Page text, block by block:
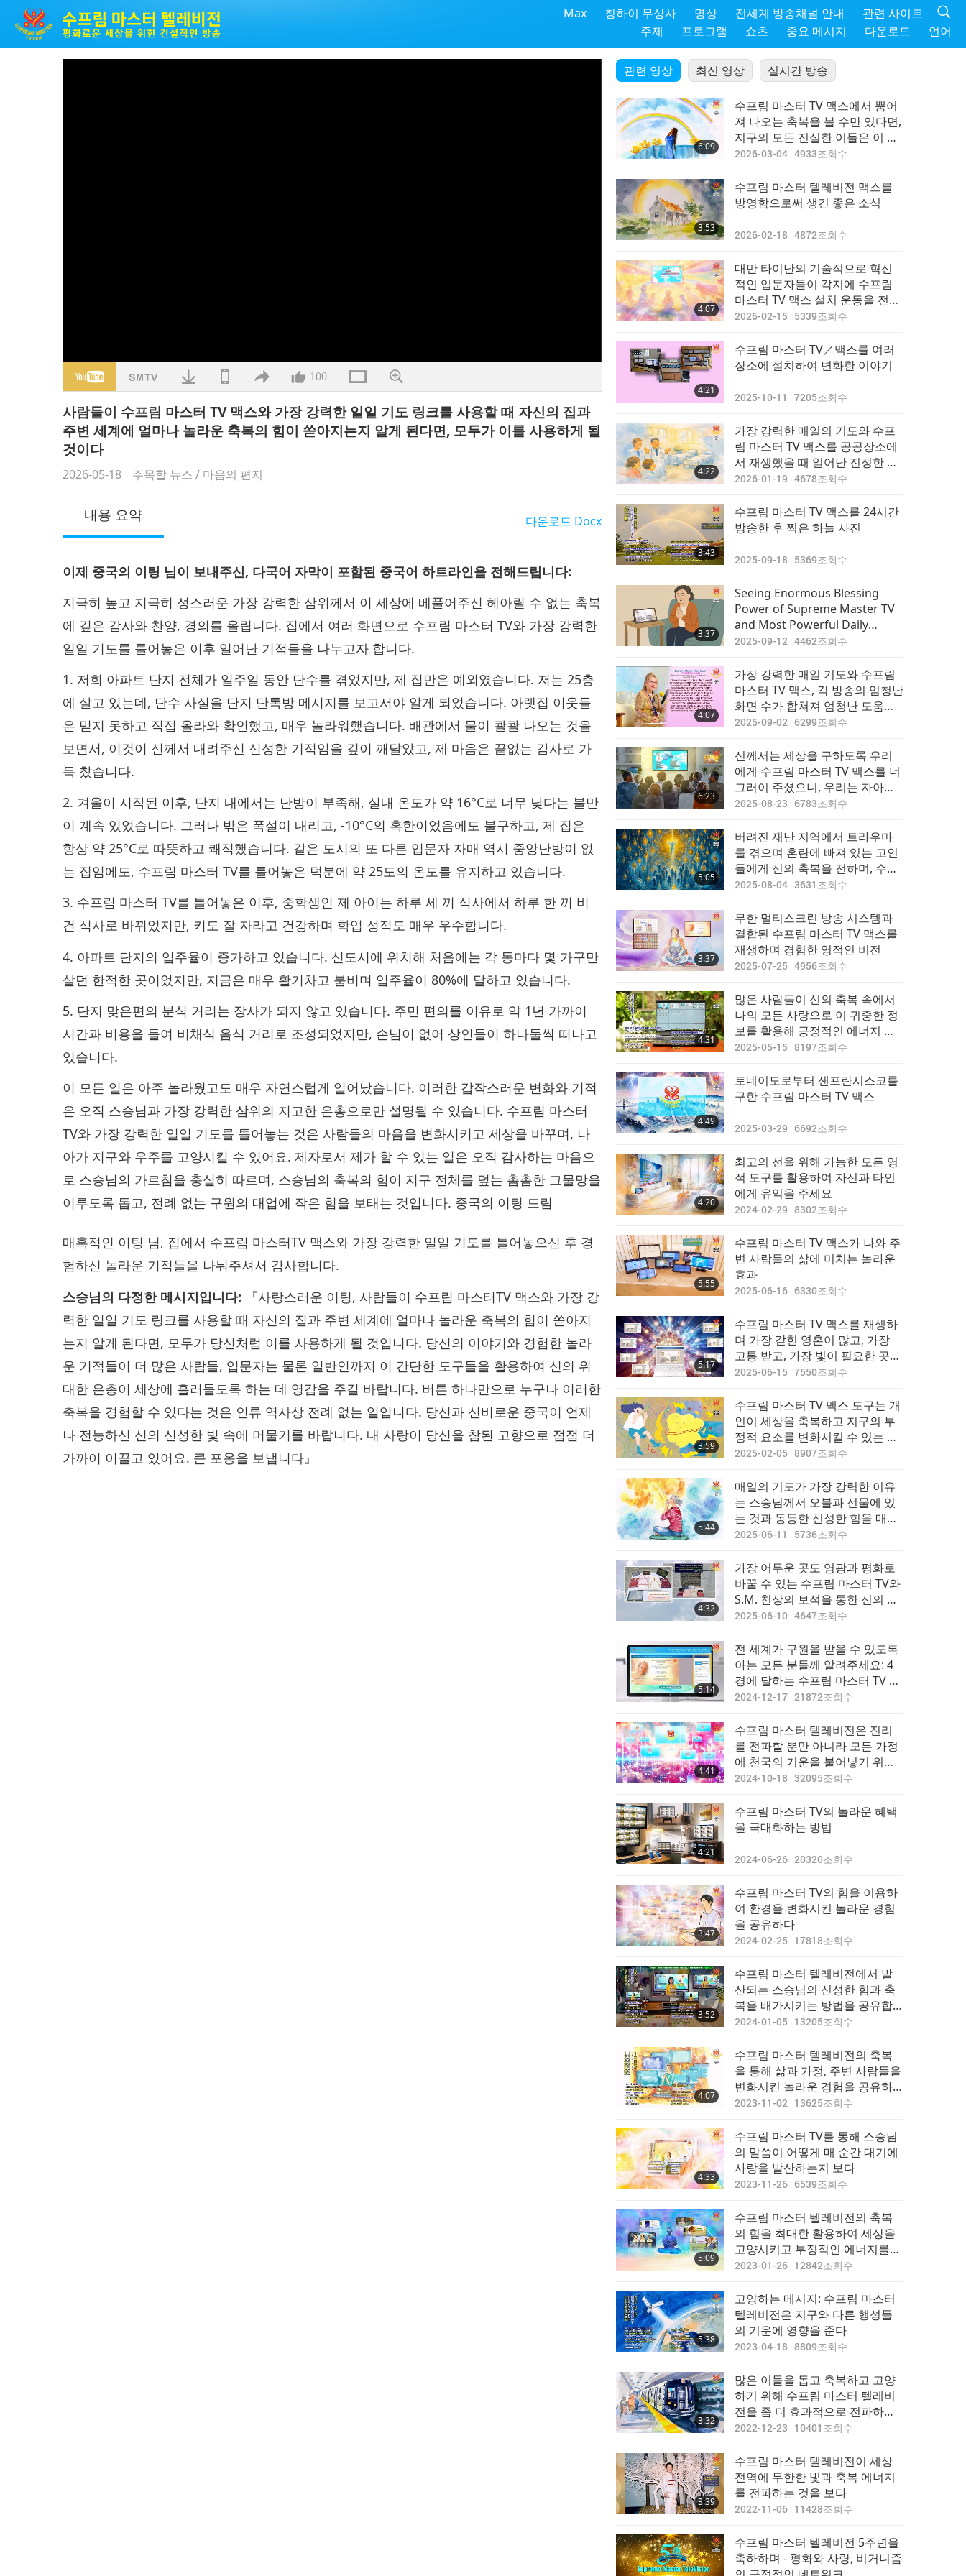
Max 칭하이 무상사 명상 전세계 방송채널 안내
관련 사이트
주제
프로그램 쇼츠 중요 메시지 다운로드 언어
100
사람들이 수프림 마스터 TV 맥스와 가장 강력한 일일 기도 링크를 사용할 때 자신의 집과
주변 세계에 얼마나 놀라운 축복의 힘이 쏟아지는지 알게 된다면, 모두가 이를 사용하게 될
것이다
2026-05-18 주목할 뉴스 / 마음의 편지
내용 요약 다운로드 Docx
이제 중국의 이팅 님이 보내주신, 다국어 자막이 포함된 중국어 하트라인을 전해드립니다:
지극히 높고 지극히 성스러운 가장 강력한 삼위께서 이 세상에‍ 베풀어주신 헤아릴 수 없는 축복
에 깊은 감사와 찬양, 경의를 올립니다. 집에서 여러 화면으로 수프림 마스터 TV와 가장 강력한
일일 기도를 틀어놓은 이후 일어난 기적들을 나누고자 합니다.
1. 저희 아파트 단지 전체가 일주일 동안 단수를 겪었지만, 제 집만은 예외였습니다. 저는 25층
에 살고 있는데, 단수 사실을 단지 단톡방 메시지를 보고서야 알게 되었습니다. 아랫집 이웃들
은 믿지 못하고 직접 올라와 확인했고, 매우 놀라워했습니다. 배관에서 물이 콸콸 나오는 것을
보면서, 이것이 신께서 내려주신 신성한 기적임을 깊이 깨달았고, 제 마음은 끝없는 감사로 가
득 찼습니다.
2. 겨울이 시작된 이후, 단지 내에서는 난방이 부족해, 실내 온도가 약 16°C로 너무 낮다는‍ 불만
이 계속 있었습니다. 그러나 밖은 폭설이 내리고, -10°C의‍ 혹한이었음에도 불구하고, 제 집은
항상 약 25°C로 따뜻하고 쾌적했습니다. 같은 도시의 또 다른 입문자 자매 역시 중앙난방이 없
는 집임에도, 수프림 마스터 TV를 틀어놓은 덕분에 약 25도의 온도를 유지하고 있습니다.
3. 수프림 마스터 TV를 틀어놓은 이후, 중학생인 제 아이는 하루 세 끼 식사에서 하루 한 끼 비
건 식사로 바뀌었지만, 키도 잘 자라고 건강하며 학업 성적도 매우 우수합니다.
4. 아파트 단지의 입주율이‍ 증가하고 있습니다. 신도시에 위치해 처음에는 각 동마다 몇 가구만
살던 한적한 곳이었지만, 지금은 매우 활기차고 붐비며 입주율이 80%에 달하고 있습니다.
5. 단지 맞은편의 분식 거리는‍ 장사가 되지 않고 있습니다. 주민 편의를 이유로 약 1년 가까이
시간과 비용을 들여 비채식 음식 거리로 조성되었지만, 손님이 없어 상인들이 하나둘씩 떠나고
있습니다.
이 모든 일은 아주 놀라웠고도 매우 자연스럽게 일어났습니다. 이러한 갑작스러운 변화와 기적
은 오직 스승님과 가장‍ 강력한 삼위의 지고한 은총으로만 설명될 수 있습니다. 수프림 마스터
TV와 가장 강력한 일일 기도를 틀어놓는 것은 사람들의 마음을 변화시키고 세상을 바꾸며, 나
아가 지구와 우주를 고양시킬 수 있어요. 제자로서 제가 할 수 있는 일은 오직 감사하는 마음으
로 스승님의 가르침을 충실히 따르며, 스승님의 축복의 힘이 지구 전체를 덮는 촘촘한 그물망을
이루도록 돕고, 전례 없는 구원의 대업에 작은 힘을 보태는 것입니다. 중국의 이팅 드림‍
매혹적인 이팅 님,‍ 집에서 수프림 마스터TV 맥스와 가장 강력한 일일 기도를‍ 틀어놓으신 후 경
험하신 놀라운 기적들을 나눠주셔서 감사합니다.
스승님의 다정한 메시지입니다: 『사랑스러운 이팅, 사람들이 수프림 마스터TV 맥스와 가장 강
력한 일일 기도 링크를 사용할 때 자신의 집과 주변 세계에 얼마나 놀라운 축복의 힘이‍ 쏟아지
는지 알게 된다면, 모두가 당신처럼 이를 사용하게 될 것입니다. 당신의 이야기와 경험한 놀라
운 기적들이 더 많은 사람들, 입문자는 물론 일반인까지 이 간단한 도구들을 활용하여‍ 신의 위
대한 은총이 세상에‍ 흘러들도록 하는 데 영감을 주길 바랍니다. 버튼 하나만으로 누구나 이러한
축복을 경험할 수 있다는 것은 인류 역사상 전례 없는 일입니다. 당신과 신비로운 중국이 언제
나 전능하신 신의 신성한 빛 속에‍ 머물기를 바랍니다. 내 사랑이 당신을 참된 고향으로‍ 점점 더
가까이 이끌고 있어요. 큰 포옹을 보냅니다』‍
관련 영상 최신 영상 실시간 방송
6:09
수프림 마스터 TV 맥스에서 뿜어
져 나오는 축복을 볼 수만 있다면,
지구의 모든 진실한 이들은 이 시
기에 전능하신 신께서 우리에게
리를 숙일 것이다
2026-03-04 4933조회수
3:53
수프림 마스터 텔레비전 맥스를
방영함으로써 생긴 좋은 소식
2026-02-18 4872조회수
4:07
대만 타이난의 기술적으로 혁신
적인 입문자들이 각지에 수프림
마스터 TV 맥스 설치 운동을 전개
하며 축복의 힘이 신속하고 효율
도록 하다
2026-02-15 5339조회수
4:21
수프림 마스터 TV／맥스를 여러
장소에 설치하여 변화한 이야기
2025-10-11 7205조회수
4:22
가장 강력한 매일의 기도와 수프
림 마스터 TV 맥스를 공공장소에
서 재생했을 때 일어난 진정한 기
적의 경험
2026-01-19 4678조회수
3:43
수프림 마스터 TV 맥스를 24시간
방송한 후 찍은 하늘 사진
2025-09-18 5369조회수
3:37
Seeing Enormous Blessing
Power of Supreme Master TV
and Most Powerful Daily
Prayer to Make Mother
2025-09-12 4462조회수
4:07
가장 강력한 매일 기도와 수프림
마스터 TV 맥스, 각 방송의 엄청난
화면 수가 합쳐져 엄청난 도움이
되고 있습니다. 도움을 주고 싶은
하지만 이 일은 최대한의 경의와
진심을 담아 이루어져야 해요. 그
렇지 않으면 이 힘은 허락되지 않
거든요!
2025-09-02 6299조회수
6:23
신께서는 세상을 구하도록 우리
에게 수프림 마스터 TV 맥스를 너
그러이 주셨으니, 우리는 자아가
우리를 잘못된 길로 이끌어 이 소
게 해야 한다
2025-08-23 6783조회수
5:05
버려진 재난 지역에서 트라우마
를 겪으며 혼란에 빠져 있는 고인
들에게 신의 축복을 전하며, 수프
림 마스터 TV맥스를 통해 그들의
2025-08-04 3631 조회수
3:37
무한 멀티스크린 방송 시스템과
결합된 수프림 마스터 TV 맥스를
재생하며 경험한 영적인 비전
2025-07-25 4956조회수
4:31
많은 사람들이 신의 축복 속에서
나의 모든 사랑으로 이 귀중한 정
보를 활용해 긍정적인 에너지 기
포를 확장하고, 그를 통해 어울락
오길 희망합시다!
2025-05-15 8197조회수
4:49
토네이도로부터 샌프란시스코를
구한 수프림 마스터 TV 맥스
2025-03-29 6692조회수
4:20
최고의 선을 위해 가능한 모든 영
적 도구를 활용하여 자신과 타인
에게 유익을 주세요
2024-02-29 8302조회수
5:55
수프림 마스터 TV 맥스가 나와 주
변 사람들의 삶에 미치는 놀라운
효과
2025-06-16 6330조회수
5:17
수프림 마스터 TV 맥스를 재생하
며 가장 갇힌 영혼이 많고, 가장
고통 받고, 가장 빛이 필요한 곳에
서 긍정적인 변화를 경험하세요
2025-06-15 7550조회수
3:59
수프림 마스터 TV 맥스 도구는 개
인이 세상을 축복하고 지구의 부
정적 요소를 변화시킬 수 있는 매
우 효과적인 방법이다
2025-02-05 8907조회수
5:44
매일의 기도가 가장 강력한 이유
는 스승님께서 오불과 선물에 있
는 것과 동등한 신성한 힘을 매일
의 기도에도 부여하셨기 때문이
2025-06-11 5736조회수
4:32
가장 어두운 곳도 영광과 평화로
바꿀 수 있는 수프림 마스터 TV와
S.M. 천상의 보석을 통한 신의 은
총의 힘을 보며 엄청난 감사를 느
2025-06-10 4647조회수
5:14
전 세계가 구원을 받을 수 있도록
아는 모든 분들께 알려주세요: 4
경에 달하는 수프림 마스터 TV 화
면을 배가시키는 혁신적인 방법
2024-12-17 21872조회수
4:41
수프림 마스터 텔레비전은 진리
를 전파할 뿐만 아니라 모든 가정
에 천국의 기운을 불어넣기 위해
만들어졌다
2024-10-18 32095조회수
4:21
수프림 마스터 TV의‍ 놀라운 혜택
을 극대화하는 방법
2024-06-26 20320조회수
3:47
수프림 마스터 TV의 힘을 이용하
여 환경을 변화시킨 놀라운 경험
을 공유하다
2024-02-25 17818조회수
3:52
수프림 마스터 텔레비전에서 발
산되는 스승님의 신성한 힘과 축
복을 배가시키는 방법을 공유합
니다
2024-01-05 13205조회수
4:07
수프림 마스터 텔레비전의 축복
을 통해 삶과 가정, 주변 사람들을
변화시킨 놀라운 경험을 공유하
다
2023-11-02 13625조회수
4:33
수프림 마스터 TV를 통해‍ 스승님
의 말씀이‍ 어떻게 매 순간 대기에‍
사랑을 발산하는지 보다
2023-11-26 6539조회수
5:09
수프림 마스터 텔레비전의 축복
의 힘을 최대한 활용하여 세상을
고양시키고 부정적인 에너지를
정화하라
2023-01-26 12842조회수
5:38
고양하는 메시지: 수프림 마스터
텔레비전은 지구와 다른 행성들
의 기운에 영향을 준다
2023-04-18 8809조회수
3:32
많은 이들을 돕고 축복하고 고양
하기 위해 수프림 마스터 텔레비
전을 좀 더 효과적으로 전파하는
방법
2022-12-23 10401 조회수
3:39
수프림 마스터 텔레비전이 세상
전역에 무한한 빛과 축복 에너지
를 전파하는 것을 보다
2022-11-06 11428조회수
수프림 마스터 텔레비전 5주년을
축하하며 - 평화와 사랑, 비거니즘